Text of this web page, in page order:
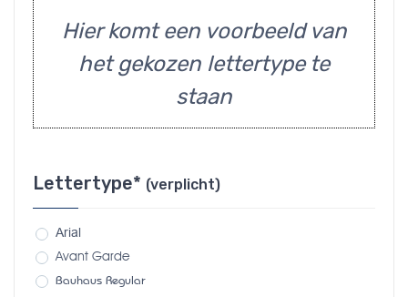
Hier komt een voorbeeld van
het gekozen lettertype te
staan
Lettertype* (verplicht)
Arial
Avant Garde
Bauhaus Regular